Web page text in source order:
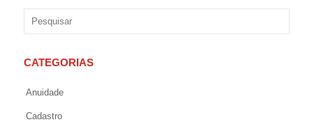
CATEGORIAS
Anuidade
Cadastro